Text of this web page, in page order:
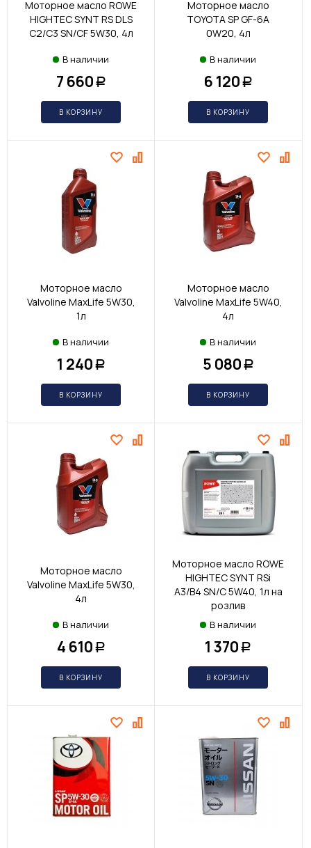
Моторное масло ROWE
HIGHTEC SYNT RS DLS
C2/C3 SN/CF 5W30, 4л
В наличии
7 660 Р
В КОРЗИНУ
Моторное масло
TOYOTA SP GF-6А
0W20, 4л
В наличии
6 120 Р
В КОРЗИНУ
Моторное масло
Valvoline MaxLife 5W30,
1л
В наличии
1 240 Р
В КОРЗИНУ
Моторное масло
Valvoline MaxLife 5W40,
4л
В наличии
5 080 Р
В КОРЗИНУ
Моторное масло
Valvoline MaxLife 5W30,
4л
В наличии
4 610 Р
В КОРЗИНУ
Моторное масло ROWE
HIGHTEC SYNT RSi
A3/B4 SN/C 5W40, 1л на
розлив
В наличии
1 370 Р
В КОРЗИНУ